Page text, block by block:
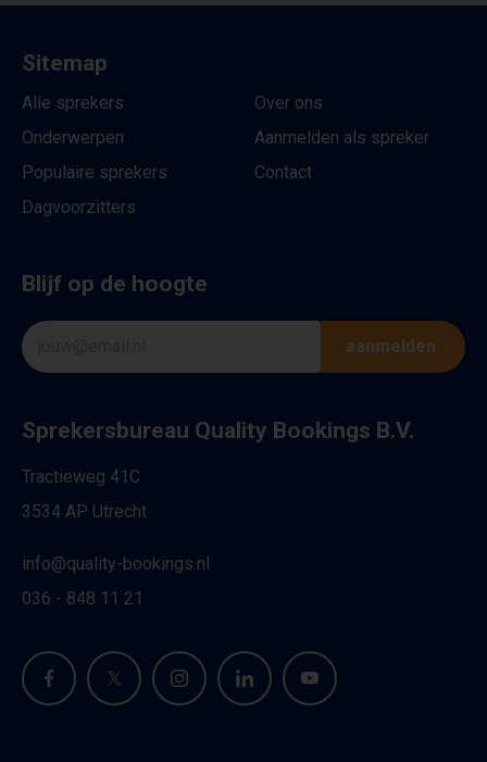
Sitemap
Alle sprekers
Onderwerpen
Populaire sprekers
Dagvoorzitters
Over ons
Aanmelden als spreker
Contact
Blijf op de hoogte
aanmelden
Sprekersbureau Quality Bookings B.V.
Tractieweg 41C
3534 AP Utrecht
info@quality-bookings.nl
036 - 848 11 21